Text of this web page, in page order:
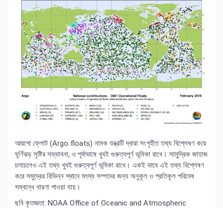
আরগো ফ্লোট (Argo floats) নামক যন্ত্রটি দ্বারা সংগৃহীত তথ্য বিশ্লেষণ করে
ঘূর্ণিঝড় সৃষ্টির সম্ভাবনা, ও পূর্বাভাষে খুবই গুরুত্বপূর্ণ ভূমিকা রাখে। সামুদ্রিক জাহাজ
চলাচলেও এই তথ্য খুবই গুরুত্বপূর্ণ ভূমিকা রাখে। একই ভাবে এই তথ্য বিশ্লেষণ
করে সমুদ্রের বিভিন্ন স্থানে মৎস্য সম্পদের জন্য অনুকূল ও প্রতিকূল পরিবেষ
সম্বন্ধে ধারণা পাওয়া যায়।
ছবি কৃতজ্ঞতা: NOAA Office of Oceanic and Atmospheric